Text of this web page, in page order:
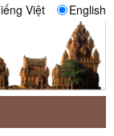
Việt English